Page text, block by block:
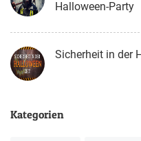
Halloween-Party
Sicherheit in der
Kategorien